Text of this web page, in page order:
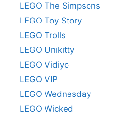
LEGO The Simpsons
LEGO Toy Story
LEGO Trolls
LEGO Unikitty
LEGO Vidiyo
LEGO VIP
LEGO Wednesday
LEGO Wicked